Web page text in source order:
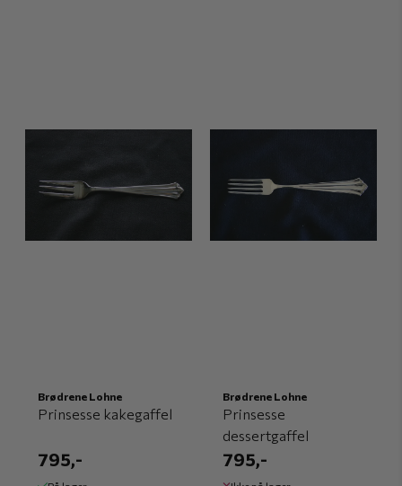
Brødrene Lohne
Prinsesse kakegaffel
795,-
Brødrene Lohne
Prinsesse
dessertgaffel
795,-